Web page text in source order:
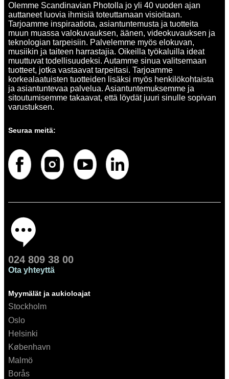
Olemme Scandinavian Photolla jo yli 40 vuoden ajan
auttaneet luovia ihmisiä toteuttamaan visioitaan.
Tarjoamme inspiraatiota, asiantuntemusta ja tuotteita
muun muassa valokuvauksen, äänen, videokuvauksen ja
teknologian tarpeisiin. Palvelemme myös elokuvan,
musiikin ja taiteen harrastajia. Oikeilla työkaluilla ideat
muuttuvat todellisuudeksi. Autamme sinua valitsemaan
tuotteet, jotka vastaavat tarpeitasi. Tarjoamme
korkealaatuisten tuotteiden lisäksi myös henkilökohtaista
ja asiantuntevaa palvelua. Asiantuntemuksemme ja
sitoutumisemme takaavat, että löydät juuri sinulle sopivan
varustuksen.
Seuraa meitä:
024 809 38 00
Ota yhteyttä
Myymälät ja aukioloajat
Stockholm
Oslo
Helsinki
København
Malmö
Borås